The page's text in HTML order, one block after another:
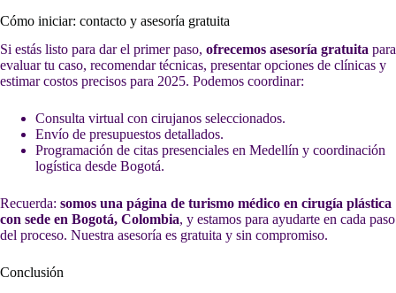
Cómo iniciar: contacto y asesoría gratuita
Si estás listo para dar el primer paso, ofrecemos asesoría gratuita para
evaluar tu caso, recomendar técnicas, presentar opciones de clínicas y
estimar costos precisos para 2025. Podemos coordinar:
Consulta virtual con cirujanos seleccionados.
Envío de presupuestos detallados.
Programación de citas presenciales en Medellín y coordinación
logística desde Bogotá.
Recuerda: somos una página de turismo médico en cirugía plástica
con sede en Bogotá, Colombia, y estamos para ayudarte en cada paso
del proceso. Nuestra asesoría es gratuita y sin compromiso.
Conclusión